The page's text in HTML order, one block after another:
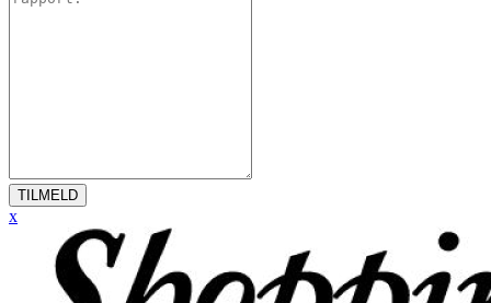
TILMELD
x